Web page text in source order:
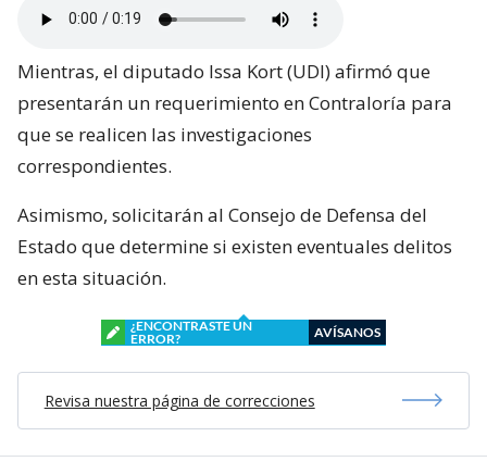
Mientras, el diputado Issa Kort (UDI) afirmó que
presentarán un requerimiento en Contraloría para
que se realicen las investigaciones
correspondientes.
Asimismo, solicitarán al Consejo de Defensa del
Estado que determine si existen eventuales delitos
en esta situación.
¿ENCONTRASTE UN
ERROR?
AVÍSANOS
Revisa nuestra página de correcciones